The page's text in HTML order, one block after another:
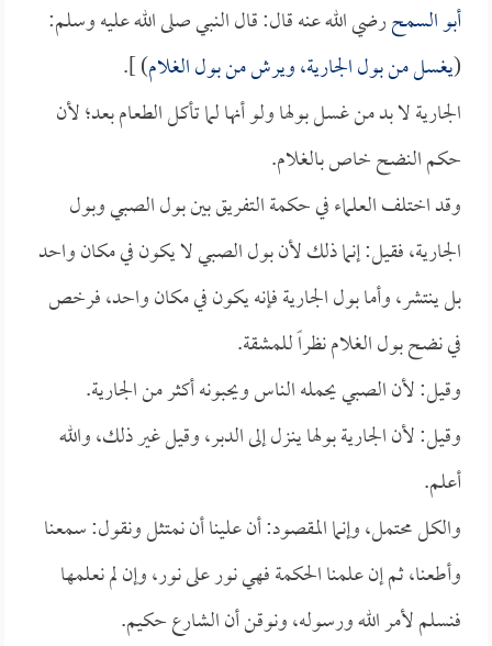
أبو السمحرضي الله عنه قال: قال النبي صلى الله عليه وسلم:
(يغسل من بول الجارية، ويرش من بول الغلام) ].
الجارية لا بد من غسل بولها ولو أنها لما تأكل الطعام بعد؛ لأن
حكم النضح خاص بالغلام.
وقد اختلف العلماء في حكمة التفريق بين بول الصبي وبول
الجارية، فقيل: إنما ذلك لأن بول الصبي لا يكون في مكان واحد
بل ينتشر، وأما بول الجارية فإنه يكون في مكان واحد، فرخص
في نضح بول الغلام نظراً للمشقة.
وقيل: لأن الصبي يحمله الناس ويحبونه أكثر من الجارية.
وقيل: لأن الجارية بولها ينزل إلى الدبر، وقيل غير ذلك، والله
أعلم.
والكل محتمل، وإنما المقصود: أن علينا أن نمتثل ونقول: سمعنا
وأطعنا، ثم إن علمنا الحكمة فهي نور على نور، وإن لم نعلمها
فنسلم لأمر الله ورسوله، ونوقن أن الشارع حكيم.